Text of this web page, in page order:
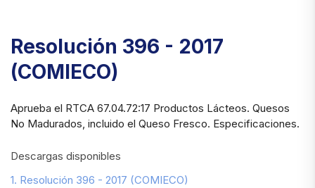
Resolución 396 - 2017
(COMIECO)
Aprueba el RTCA 67.04.72:17 Productos Lácteos. Quesos
No Madurados, incluido el Queso Fresco. Especificaciones.
Descargas disponibles
1. Resolución 396 - 2017 (COMIECO)